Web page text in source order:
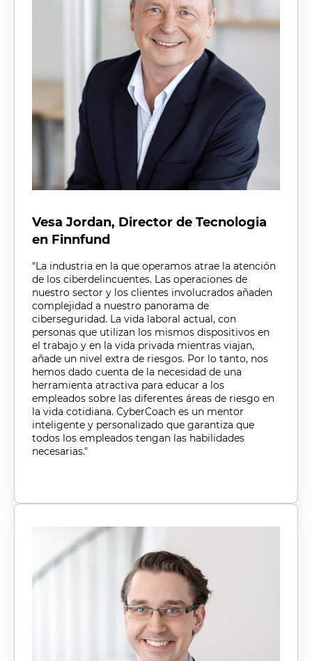
Vesa Jordan, Director de Tecnologia
en Finnfund
"La industria en la que operamos atrae la atención
de los ciberdelincuentes. Las operaciones de
nuestro sector y los clientes involucrados añaden
complejidad a nuestro panorama de
ciberseguridad. La vida laboral actual, con
personas que utilizan los mismos dispositivos en
el trabajo y en la vida privada mientras viajan,
añade un nivel extra de riesgos. Por lo tanto, nos
hemos dado cuenta de la necesidad de una
herramienta atractiva para educar a los
empleados sobre las diferentes áreas de riesgo en
la vida cotidiana. CyberCoach es un mentor
inteligente y personalizado que garantiza que
todos los empleados tengan las habilidades
necesarias."